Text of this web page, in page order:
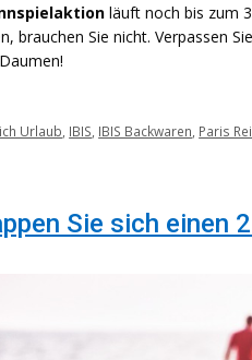
läuft noch bis zum
brauchen Sie nicht. Verpassen
Urlaub, IBIS, IBIS Backwaren, Paris
Sie sich einen